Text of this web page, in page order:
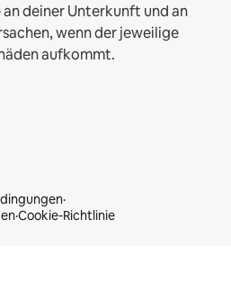
deiner Unterkunft und an
wenn der jeweilige
aufkommt.
·
·Cookie-Richtlinie